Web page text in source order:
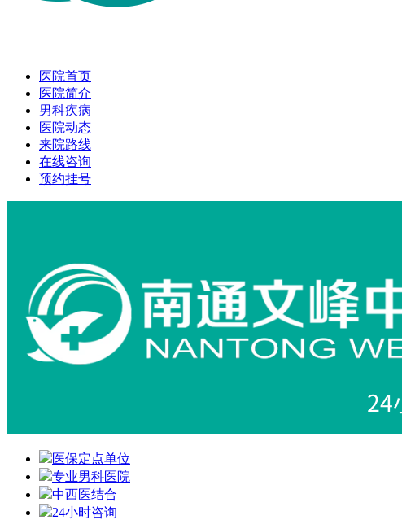
医院首页
医院简介
男科疾病
医院动态
来院路线
在线咨询
预约挂号
医保定点单位
专业男科医院
中西医结合
24小时咨询